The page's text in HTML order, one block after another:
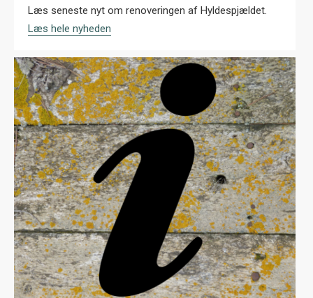
Læs seneste nyt om renoveringen af Hyldespjældet.
Læs hele nyheden